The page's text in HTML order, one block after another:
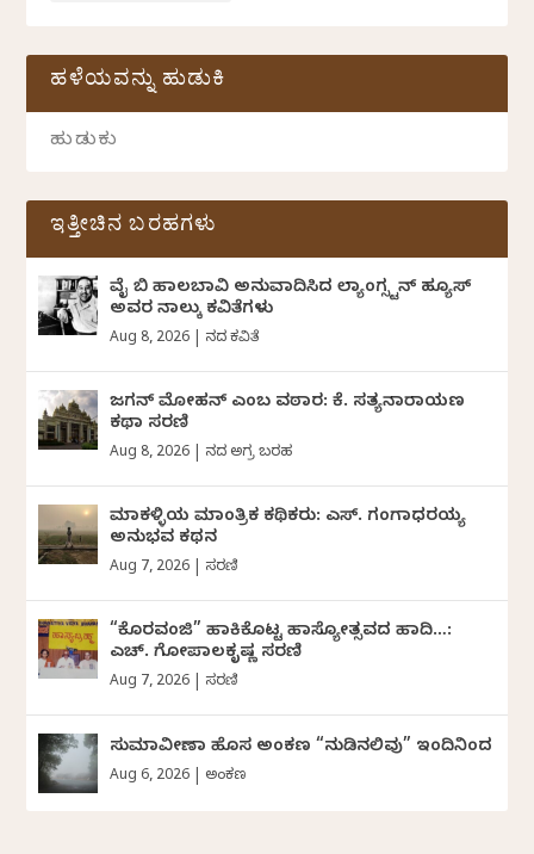
ಹಳೆಯವನ್ನು ಹುಡುಕಿ
ಇತ್ತೀಚಿನ ಬರಹಗಳು
ವೈ ಬಿ ಹಾಲಬಾವಿ ಅನುವಾದಿಸಿದ ಲ್ಯಾಂಗ್ಸ್ಟನ್ ಹ್ಯೂಸ್
ಅವರ ನಾಲ್ಕು ಕವಿತೆಗಳು
Aug 8, 2026 ದಿನದ ಕವಿತೆ
ಜಗನ್‌ ಮೋಹನ್‌ ಎಂಬ ವಠಾರ: ಕೆ. ಸತ್ಯನಾರಾಯಣ
ಕಥಾ ಸರಣಿ
Aug 8, 2026 ದಿನದ ಅಗ್ರ ಬರಹ
ಮಾಕಳ್ಳಿಯ ಮಾಂತ್ರಿಕ ಕಥಿಕರು: ಎಸ್. ಗಂಗಾಧರಯ್ಯ
ಅನುಭವ ಕಥನ
Aug 7, 2026 ಸರಣಿ
“ಕೊರವಂಜಿ” ಹಾಕಿಕೊಟ್ಟ ಹಾಸ್ಯೋತ್ಸವದ ಹಾದಿ…:
ಎಚ್. ಗೋಪಾಲಕೃಷ್ಣ ಸರಣಿ
Aug 7, 2026 ಸರಣಿ
ಸುಮಾವೀಣಾ ಹೊಸ ಅಂಕಣ “ನುಡಿನಲಿವು” ಇಂದಿನಿಂದ
Aug 6, 2026 ಅಂಕಣ